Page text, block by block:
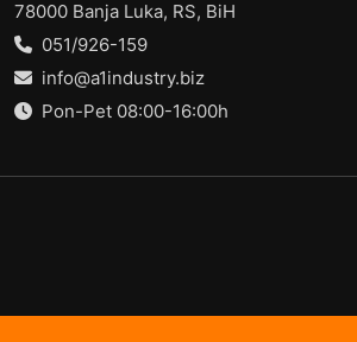
78000 Banja Luka, RS, BiH
051/926-159
info@a1industry.biz
Pon-Pet 08:00-16:00h